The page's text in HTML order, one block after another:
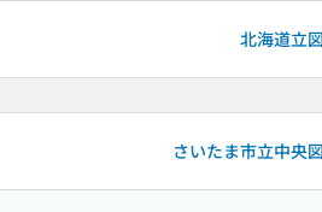
北海道立
さいたま市立中央